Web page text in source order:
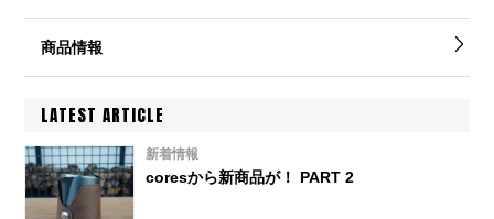
商品情報
LATEST ARTICLE
新着情報
coresから新商品が！ PART 2